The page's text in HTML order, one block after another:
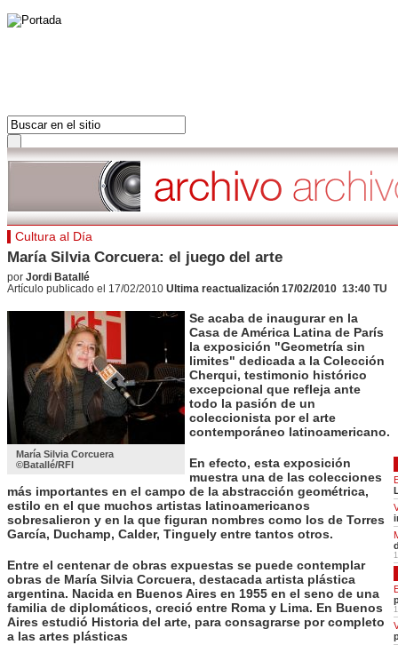
PORTADA
ORIENTE MEDIO
ÁFRICA
ASIA PACÍFICO
LAS ULTIMAS 24H
LOS MAS LEIDOS
DOSSIERS
Hot tags
Cerrar
Américas
Hot tags
Cerrar
Europa
Cerrar
Francia
Hot tags
Cerrar
Oriente medio
Hot tags
Cerrar
África
Hot tags
Cerrar
Asia Pacífico
Cerrar
ECONOMÍA
DEPORTES
CULTURA
SOCIEDAD
Economía
Hot tags
Cerrar
Cultura al Día
María Silvia Corcuera: el juego del arte
por Jordi Batallé
Artículo publicado el 17/02/2010 Ultima reactualización 17/02/2010 13:40 TU
María Silvia Corcuera
©Batallé/RFI
Se acaba de inaugurar en la
Casa de América Latina de París
la exposición "Geometría sin
limites" dedicada a la Colección
Cherqui, testimonio histórico
excepcional que refleja ante
todo la pasión de un
coleccionista por el arte
contemporáneo latinoamericano.
En efecto, esta exposición
muestra una de las colecciones
más importantes en el campo de la abstracción geométrica,
estilo en el que muchos artistas latinoamericanos
sobresalieron y en la que figuran nombres como los de Torres
García, Duchamp, Calder, Tinguely entre tantos otros.
Entre el centenar de obras expuestas se puede contemplar
obras de María Silvia Corcuera, destacada artista plástica
argentina. Nacida en Buenos Aires en 1955 en el seno de una
familia de diplomáticos, creció entre Roma y Lima. En Buenos
Aires estudió Historia del arte, para consagrarse por completo
a las artes plásticas